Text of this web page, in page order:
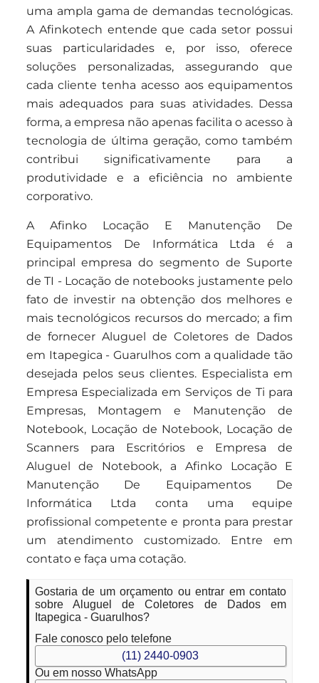
uma ampla gama de demandas tecnológicas.
A Afinkotech entende que cada setor possui
suas particularidades e, por isso, oferece
soluções personalizadas, assegurando que
cada cliente tenha acesso aos equipamentos
mais adequados para suas atividades. Dessa
forma, a empresa não apenas facilita o acesso à
tecnologia de última geração, como também
contribui significativamente para a
produtividade e a eficiência no ambiente
corporativo.
A Afinko Locação E Manutenção De
Equipamentos De Informática Ltda é a
principal empresa do segmento de Suporte
de TI - Locação de notebooks justamente pelo
fato de investir na obtenção dos melhores e
mais tecnológicos recursos do mercado; a fim
de fornecer Aluguel de Coletores de Dados
em Itapegica - Guarulhos com a qualidade tão
desejada pelos seus clientes. Especialista em
Empresa Especializada em Serviços de Ti para
Empresas, Montagem e Manutenção de
Notebook, Locação de Notebook, Locação de
Scanners para Escritórios e Empresa de
Aluguel de Notebook, a Afinko Locação E
Manutenção De Equipamentos De
Informática Ltda conta uma equipe
profissional competente e pronta para prestar
um atendimento customizado. Entre em
contato e faça uma cotação.
Gostaria de um orçamento ou entrar em contato
sobre Aluguel de Coletores de Dados em
Itapegica - Guarulhos?
Fale conosco pelo telefone
(11) 2440-0903
Ou em nosso WhatsApp